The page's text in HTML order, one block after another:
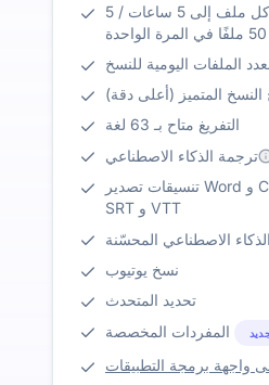
يمكن أن يصل طول كل ملف إلى 5 ساعات / 5
الملفات اليومية للنسخ
النسخ المتميز (أعلى دقة)
التفريغ متاح بـ 63 لغة
ترجمة الذكاء الاصطناعي
تنسيقات تصدير Word و CSV و PDF و TXT و
SRT و VTT
الاصطناعي المحسّنة
نسخ يوتيوب
تحديد المتحدث
المفردات المخصصة
واجهة برمجة التطبيقات